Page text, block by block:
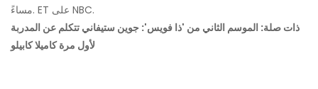
مساءً. ET على NBC.
ذات صلة: الموسم الثاني من 'ذا فويس': جوين ستيفاني تتكلم عن المدربة
لأول مرة كاميلا كابيلو